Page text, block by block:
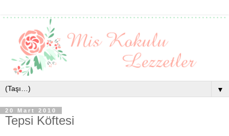
▼
20 Mart 2010
Tepsi Köftesi